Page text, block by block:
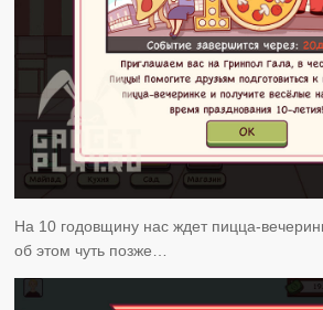
На 10 годовщину нас ждет пицца-
об этом чуть позже…